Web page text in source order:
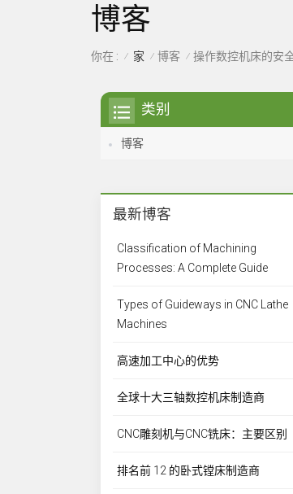
博客
你在 : / 家 / 博客 / 操作数控机床的安
类别
博客
最新博客
Classification of Machining
Processes: A Complete Guide
Types of Guideways in CNC Lathe
Machines
高速加工中心的优势
全球十大三轴数控机床制造商
CNC雕刻机与CNC铣床：主要区别
排名前 12 的卧式镗床制造商